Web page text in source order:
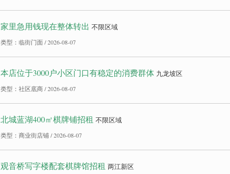
家里急用钱现在整体转出 不限区域
类型：临街门面 / 2026-08-07
本店位于3000户小区门口有稳定的消费群体 九龙坡区
类型：社区底商 / 2026-08-07
北城蓝湖400㎡棋牌铺招租 不限区域
类型：商业街店铺 / 2026-08-07
观音桥写字楼配套棋牌馆招租 两江新区